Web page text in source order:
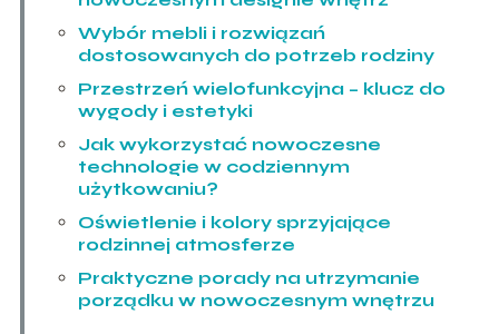
Wybór mebli i rozwiązań
dostosowanych do potrzeb rodziny
Przestrzeń wielofunkcyjna – klucz do
wygody i estetyki
Jak wykorzystać nowoczesne
technologie w codziennym
użytkowaniu?
Oświetlenie i kolory sprzyjające
rodzinnej atmosferze
Praktyczne porady na utrzymanie
porządku w nowoczesnym wnętrzu